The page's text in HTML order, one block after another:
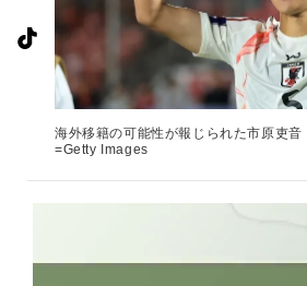
海外移籍の可能性が報じられた市原吏
=Getty Images